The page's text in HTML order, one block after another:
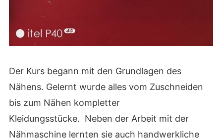
Der Kurs begann mit den Grundlagen des
Nähens. Gelernt wurde alles vom Zuschneiden
bis zum Nähen kompletter
Kleidungsstücke. Neben der Arbeit mit der
Nähmaschine lernten sie auch handwerkliche